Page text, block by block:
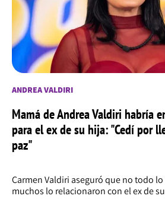
ANDREA VALDIRI
Mamá de Andrea Valdiri habría
para el ex de su hija: "Cedí por
paz"
Carmen Valdiri aseguró que no todo
muchos lo relacionaron con el ex de